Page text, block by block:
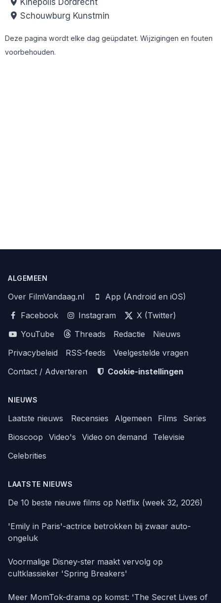
Schouwburg Kunstmin
Deze pagina wordt elke dag geüpdatet. Wijzigingen en fouten
voorbehouden.
ALGEMEEN
Over FilmVandaag.nl
App (Android en iOS)
Facebook
Instagram
X (Twitter)
YouTube
Threads Redactie
Nieuws
Privacybeleid
RSS-feeds
Veelgestelde vragen
Contact / Adverteren
Cookie-instellingen
NIEUWS
Laatste nieuws Recensies Algemeen Films
Series
Bioscoop
Video's Video on demand
Televisie
Celebrities
LAATSTE NIEUWS
De 10 beste nieuwe films op Netflix (week 32, 2026)
'Emily in Paris'-actrice betrokken bij zwaar auto-
ongeluk
Voormalige Disney-ster maakt vervolg op
cultklassieker 'Spring Breakers'
Meer MomTok-drama op komst: 'The Secret Lives of